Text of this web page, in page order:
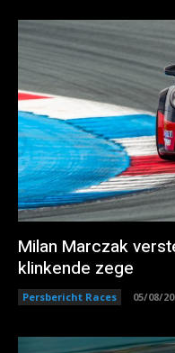
Milan Marczak
klinkende zege
Persbericht Races 05/08/